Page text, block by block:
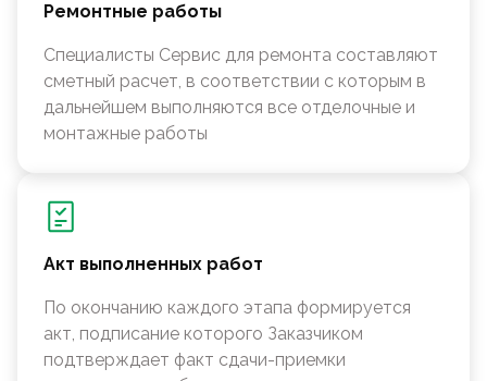
Ремонтные работы
Специалисты Сервис для ремонта составляют
сметный расчет, в соответствии с которым в
дальнейшем выполняются все отделочные и
монтажные работы
Акт выполненных работ
По окончанию каждого этапа формируется
акт, подписание которого Заказчиком
подтверждает факт сдачи-приемки